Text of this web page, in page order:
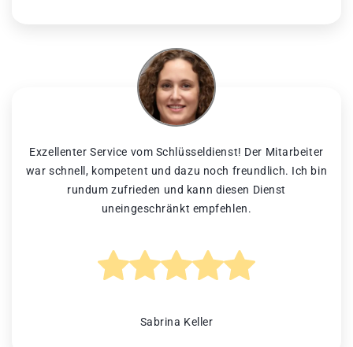
Exzellenter Service vom Schlüsseldienst! Der Mitarbeiter
war schnell, kompetent und dazu noch freundlich. Ich bin
rundum zufrieden und kann diesen Dienst
uneingeschränkt empfehlen.
Sabrina Keller